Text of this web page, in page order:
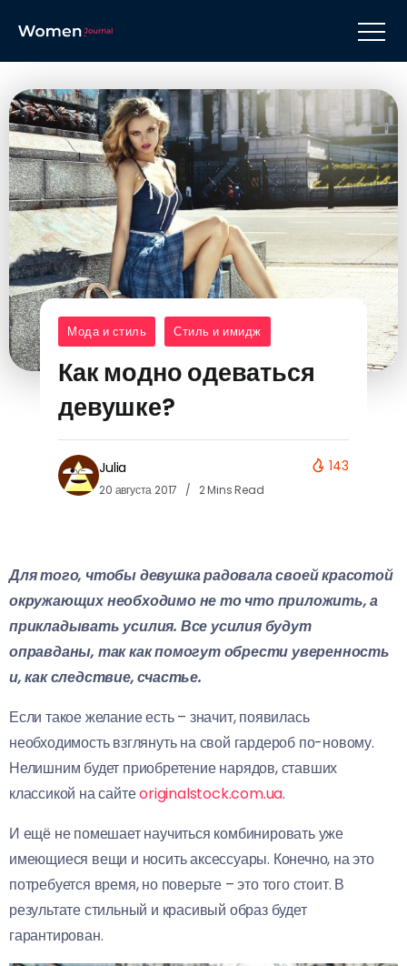
Мода и стиль Стиль и имидж
Как модно одеваться
девушке?
Julia
20 августа 2017 2 Mins Read
143
Для того, чтобы девушка радовала своей красотой
окружающих необходимо не то что приложить, а
прикладывать усилия. Все усилия будут
оправданы, так как помогут обрести уверенность
и, как следствие, счастье.
Если такое желание есть – значит, появилась
необходимость взглянуть на свой гардероб по-новому.
Нелишним будет приобретение нарядов, ставших
классикой на сайтеoriginalstock.com.ua.
И ещё не помешает научиться комбинировать уже
имеющиеся вещи и носить аксессуары. Конечно, на это
потребуется время, но поверьте – это того стоит. В
результате стильный и красивый образ будет
гарантирован.